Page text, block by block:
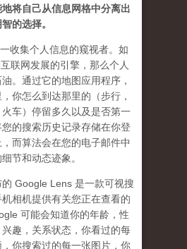
将自己从信息网格中分离出
的选择。
收集个人信息的窥视者。如
联网发展的引擎，那么个人
。通过它的地图应用程序，
你怎么到达那里的（步行，
车）停留多久以及是否第一
的搜索历史记录存储在你登
而算法会在您的电子邮件中
节和动态迹象。
Google Lens 是一款可视搜
相机提供有关您正在查看的
可能会知道你的年龄，性
趣，关系状态，你看过的每
你搜索过的每一张图片，你